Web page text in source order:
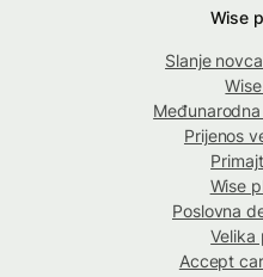
Wise
Slanje
Prijenos
Wise
Poslovna
Velika
Accept